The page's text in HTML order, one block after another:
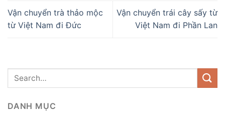
Vận chuyển trà thảo mộc
từ Việt Nam đi Đức
Vận chuyển trái cây sấy từ
Việt Nam đi Phần Lan
DANH MỤC